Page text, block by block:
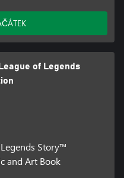
League of Legends
Legends Story™
and Art Book